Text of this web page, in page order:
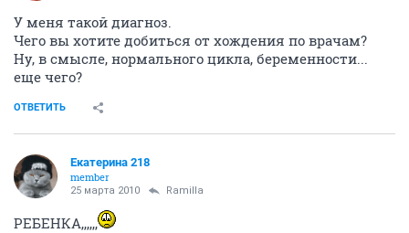
У меня такой диагноз.
Чего вы хотите добиться от хождения по врачам?
Ну, в смысле, нормального цикла, беременности...
еще чего?
ОТВЕТИТЬ
Екатерина 218
member
25 марта 2010 Ramilla
РЕБЕНКА,,,,,,